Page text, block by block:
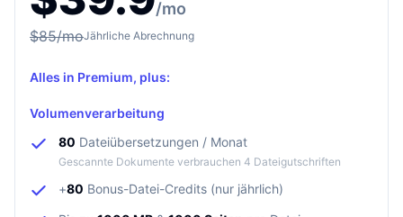
/mo
$85/moJährliche Abrechnung
Alles in Premium, plus:
Volumenverarbeitung
80 Dateiübersetzungen / Monat
Gescannte Dokumente verbrauchen 4 Dateigutschriften
+80 Bonus-Datei-Credits (nur jährlich)